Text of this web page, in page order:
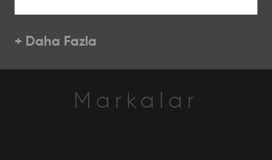
+ Daha Fazla
Markalar